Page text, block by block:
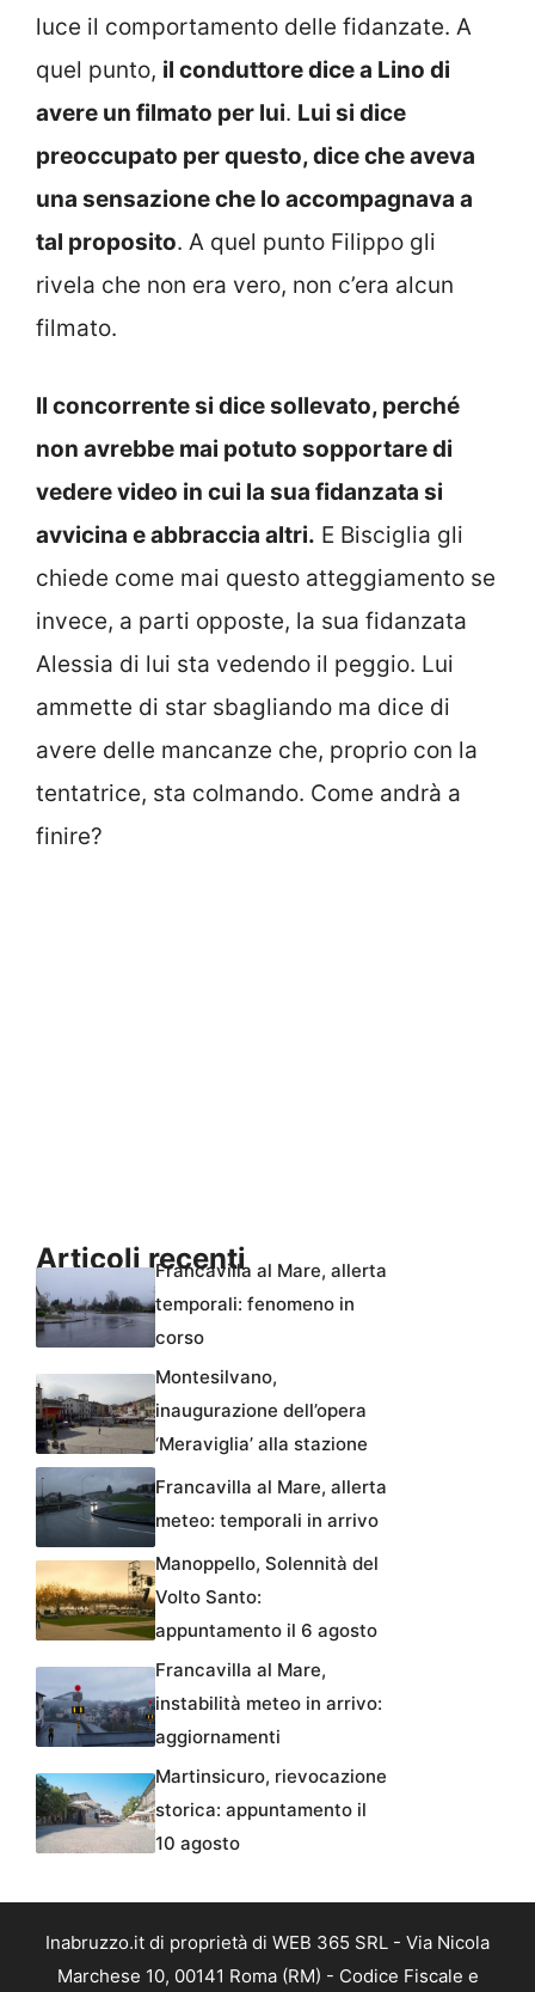
luce il comportamento delle fidanzate. A
quel punto, il conduttore dice a Lino di
avere un filmato per lui. Lui si dice
preoccupato per questo, dice che aveva
una sensazione che lo accompagnava a
tal proposito. A quel punto Filippo gli
rivela che non era vero, non c’era alcun
filmato.
Il concorrente si dice sollevato, perché
non avrebbe mai potuto sopportare di
vedere video in cui la sua fidanzata si
avvicina e abbraccia altri. E Bisciglia gli
chiede come mai questo atteggiamento se
invece, a parti opposte, la sua fidanzata
Alessia di lui sta vedendo il peggio. Lui
ammette di star sbagliando ma dice di
avere delle mancanze che, proprio con la
tentatrice, sta colmando. Come andrà a
finire?
Articoli recentiFrancavilla al Mare, allerta
temporali: fenomeno in
corso
Montesilvano,
inaugurazione dell’opera
‘Meraviglia’ alla stazione
Francavilla al Mare, allerta
meteo: temporali in arrivo
Manoppello, Solennità del
Volto Santo:
appuntamento il 6 agosto
Francavilla al Mare,
instabilità meteo in arrivo:
aggiornamenti
Martinsicuro, rievocazione
storica: appuntamento il
10 agosto
Inabruzzo.it di proprietà di WEB 365 SRL - Via Nicola
Marchese 10, 00141 Roma (RM) - Codice Fiscale e